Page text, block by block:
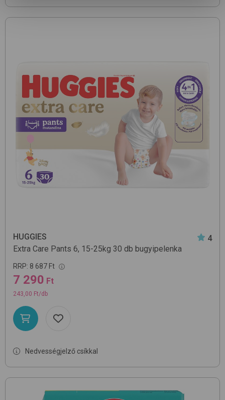
HUGGIES
4
Extra Care Pants 6, 15-25kg 30 db bugyipelenka
RRP: 8 687 Ft
7 290 Ft
243,00 Ft/db
Nedvességjelző csíkkal